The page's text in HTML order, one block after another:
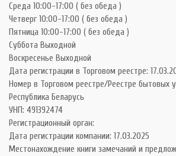
Среда 10:00-17:00 ( без обеда )
Четверг 10:00-17:00 ( без обеда )
Пятница 10:00-17:00 ( без обеда )
Суббота Выходной
Воскресенье Выходной
Дата регистрации в Торговом реестре:
Номер в Торговом реестре/Реестре бытовых
Республика Беларусь
УНП: 491392474
Регистрационный орган:
Дата регистрации компании: 17.03.2025
Местонахождение книги замечаний и